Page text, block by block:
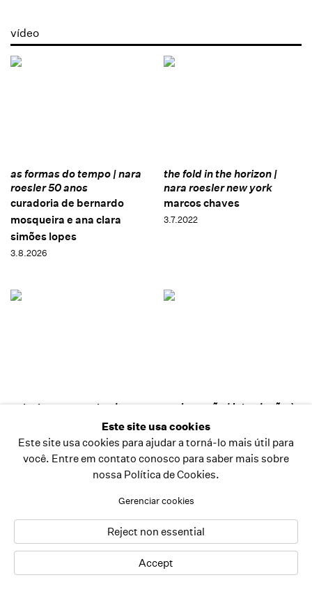
vídeo
as formas do tempo | nara
roesler 50 anos
curadoria de bernardo
mosqueira e ana clara
simões lopes
3.8.2026
the fold in the horizon |
nara roesler new york
marcos chaves
3.7.2022
estruturas encontradas
curadoria de luis pérez-
oramas
5.12.2019
raul mourão | introdução à
teoria dos opostos
absolutos
raul mourão
21.5.2019
Este site usa cookies
Este site usa cookies para ajudar a torná-lo mais útil para
você. Entre em contato conosco para saber mais sobre
nossa Política de Cookies.
Gerenciar cookies
Reject non essential
Accept